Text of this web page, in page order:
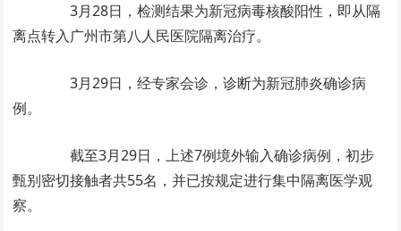
3月28日，检测结果为新冠病毒核酸阳性，即从隔
离点转入广州市第八人民医院隔离治疗。
3月29日，经专家会诊，诊断为新冠肺炎确诊病
例。
截至3月29日，上述7例境外输入确诊病例，初步
甄别密切接触者共55名，并已按规定进行集中隔离医学观
察。